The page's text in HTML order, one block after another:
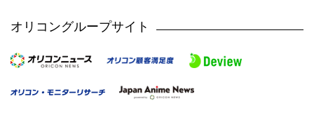
オリコングループサイト